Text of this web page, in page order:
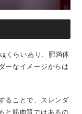
くらいあり、肥満体
ーなイメージからは
ることで、スレンダ
と筋肉質ではあるの